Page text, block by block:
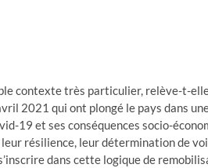
contexte très particulier, relève-t-
2021 qui ont plongé le pays dans
19 et ses conséquences socio-
résilience, leur détermination de
dans cette logique de